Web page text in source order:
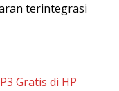
terintegrasi
Gratis di HP